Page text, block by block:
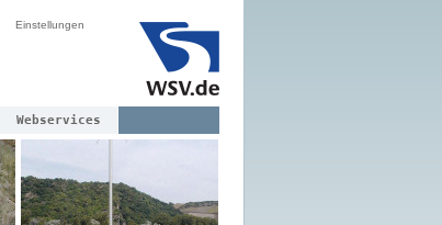
Einstellungen
Webservices